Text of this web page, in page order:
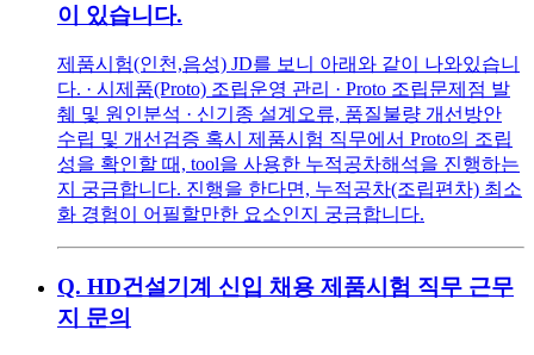
이 있습니다.
제품시험(인천,음성) JD를 보니 아래와 같이 나와있습니
다. · 시제품(Proto) 조립운영 관리 · Proto 조립문제점 발
췌 및 원인분석 · 신기종 설계오류, 품질불량 개선방안
수립 및 개선검증 혹시 제품시험 직무에서 Proto의 조립
성을 확인할 때, tool을 사용한 누적공차해석을 진행하는
지 궁금합니다. 진행을 한다면, 누적공차(조립편차) 최소
화 경험이 어필할만한 요소인지 궁금합니다.
Q. HD건설기계 신입 채용 제품시험 직무 근무
지 문의